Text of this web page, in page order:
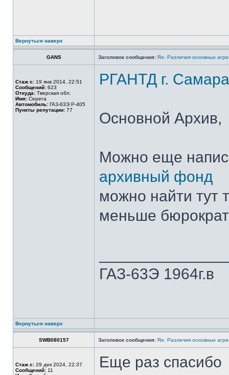
Вернуться наверх
GANS Заголовок сообщения: Re: Различия основных
Стаж с: 19 янв 2014, 22:51
Сообщений: 623
Откуда: Тверская обл.
Имя: Серега
Автомобиль: ГАЗ-63Э Р-405
Пункты репутации: 77
РГАНТД г. Самара
Основной Архив,
Можно еще
архивный фонд
можно найти тут
меньше
ГАЗ-63Э 1964г.в
Вернуться наверх
SWB080157 Заголовок сообщения: Re: Различия основных
Стаж с: 29 дек 2024, 22:37
Сообщений: 11
Еще раз спасибо